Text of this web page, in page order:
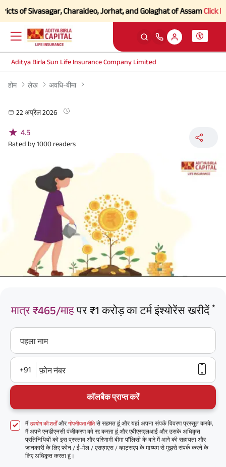
Sivasagar, Charaideo, Jorhat, and Golaghat of AssamClick here
Aditya Birla Sun Life Insurance Company Limited
होम लेख अवधि-बीमा
22 अप्रैल 2026
★ 4.5
Rated by1000 readers
मात्र ₹465/माहपर ₹1 करोड़ का टर्म इंश्योरेंस खरीदें *
पहला नाम
+91 फ़ोन नंबर
कॉलबैक प्राप्त करें
मैंउपयोग की शर्तोंऔरगोपनीयता नीतिसे सहमत हूं और यहां अपना संपर्क विवरण प्रस्तुत करके,
मैं अपने एनडीएनसी पंजीकरण को रद्द करता हूं और एबीएसएलआई और उसके अधिकृत
प्रतिनिधियों को इस प्रस्ताव और परिणामी बीमा पॉलिसी के बारे में आगे की सहायता और
जानकारी के लिए फोन / ई-मेल / एसएमएस / व्हाट्सएप के माध्यम से मुझसे संपर्क करने के
लिए अधिकृत करता हूं।